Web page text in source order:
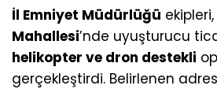
İl Emniyet Müdürlüğü ekipleri,
Mahallesi’nde uyuşturucu
helikopter ve dron destekli
gerçekleştirdi. Belirlenen